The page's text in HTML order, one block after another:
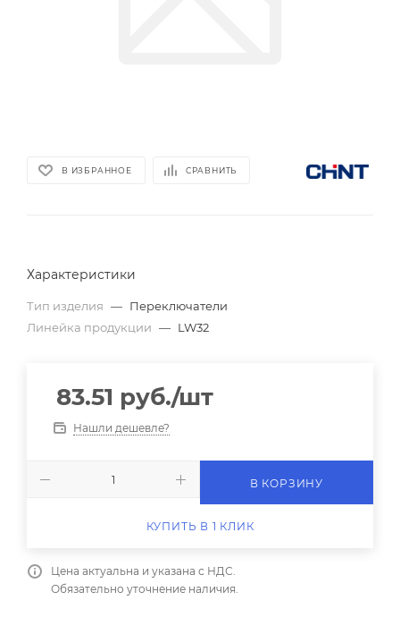
В ИЗБРАННОЕ СРАВНИТЬ
Характеристики
Тип изделия — Переключатели
Линейка продукции — LW32
83.51 руб./шт
Нашли дешевле?
В КОРЗИНУ
КУПИТЬ В 1 КЛИК
Цена актуальна и указана с НДС.
Обязательно уточнение наличия.